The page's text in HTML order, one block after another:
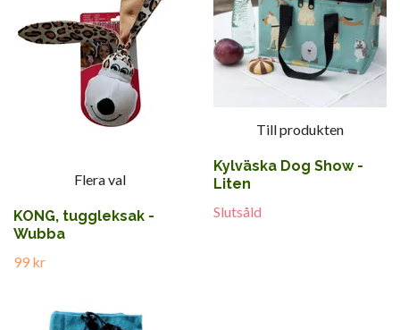
Flera val
KONG, tuggleksak -
Wubba
99 kr
Till produkten
Kylväska Dog Show -
Liten
Slutsåld